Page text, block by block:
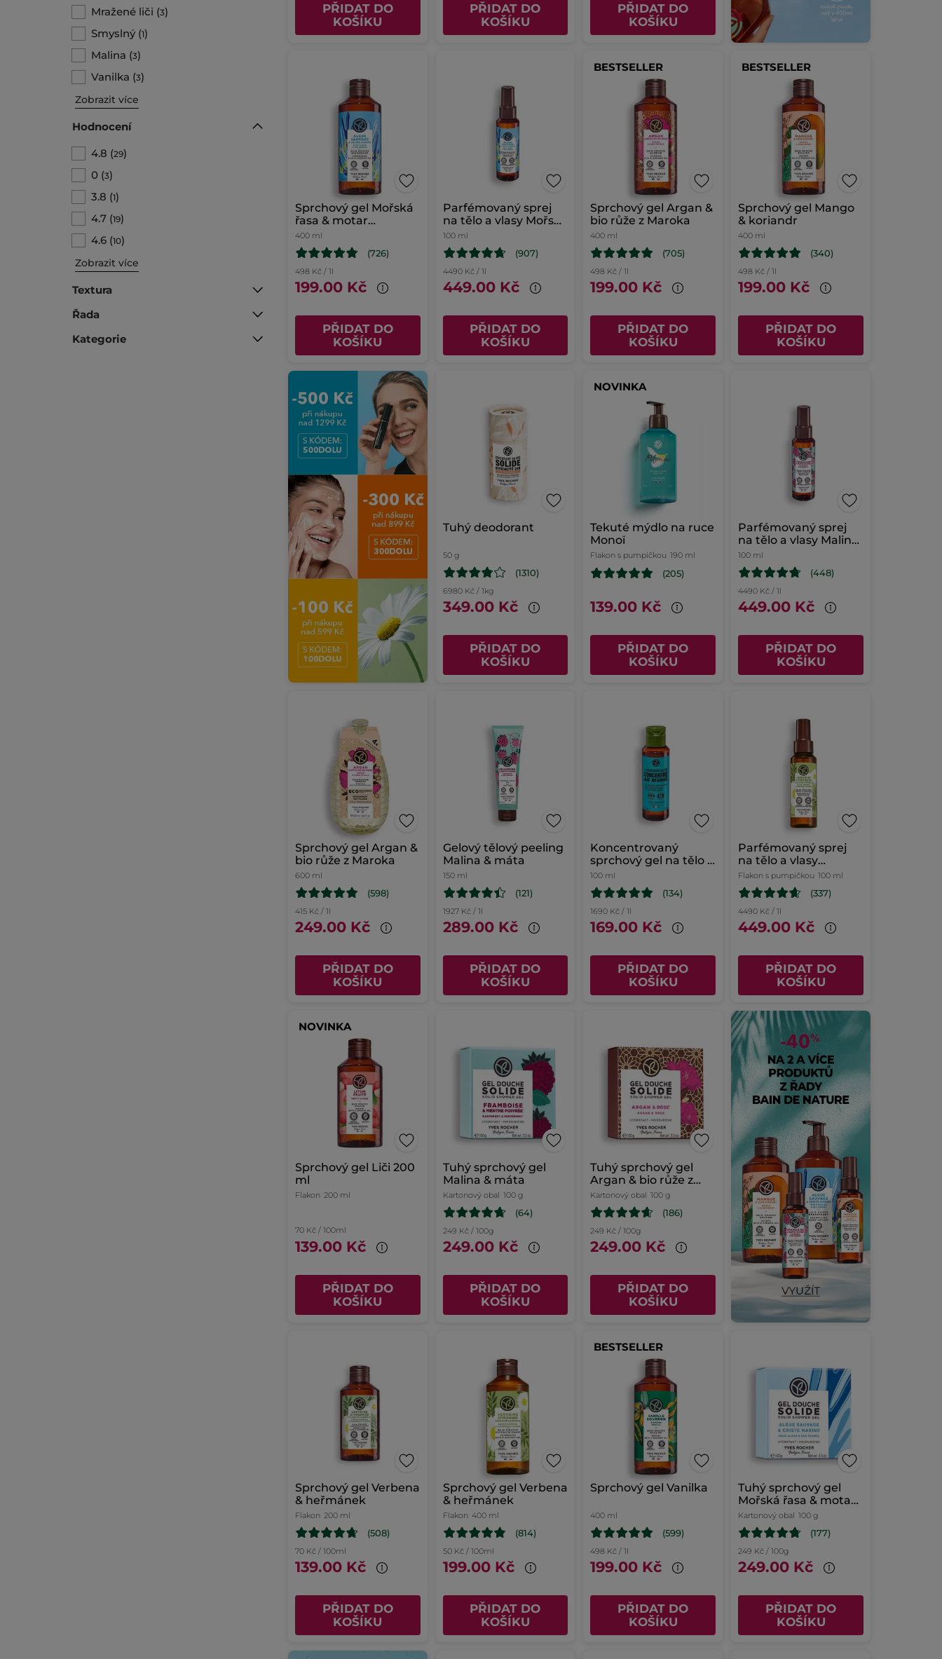
Mražené liči (3)
Smyslný (1)
Malina (3)
Vanilka (3)
Zobrazit více
Hodnocení
4.8 (29)
0 (3)
3.8 (1)
4.7 (19)
4.6 (10)
Zobrazit více
Textura
Řada
Kategorie
PŘIDAT DO
KOŠÍKU
PŘIDAT DO
KOŠÍKU
PŘIDAT DO
KOŠÍKU
Sprchový gel Mořská
řasa & motar
přímořský
400 ml
(726)
498 Kč / 1l
199.00 Kč
PŘIDAT DO
KOŠÍKU
Parfémovaný sprej
na tělo a vlasy Mořská
řasa & motar
přímořský
100 ml
(907)
4490 Kč / 1l
449.00 Kč
PŘIDAT DO
KOŠÍKU
BESTSELLER
Sprchový gel Argan &
bio růže z Maroka
400 ml
(705)
498 Kč / 1l
199.00 Kč
PŘIDAT DO
KOŠÍKU
BESTSELLER
Sprchový gel Mango
& koriandr
400 ml
(340)
498 Kč / 1l
199.00 Kč
PŘIDAT DO
KOŠÍKU
Tuhý deodorant
50 g
(1310)
6980 Kč / 1kg
349.00 Kč
PŘIDAT DO
KOŠÍKU
NOVINKA
Tekuté mýdlo na ruce
Monoï
Flakon s pumpičkou 190 ml
(205)
139.00 Kč
PŘIDAT DO
KOŠÍKU
Parfémovaný sprej
na tělo a vlasy Malina
& máta
100 ml
(448)
4490 Kč / 1l
449.00 Kč
PŘIDAT DO
KOŠÍKU
Sprchový gel Argan &
bio růže z Maroka
600 ml
(598)
415 Kč / 1l
249.00 Kč
PŘIDAT DO
KOŠÍKU
Gelový tělový peeling
Malina & máta
150 ml
(121)
1927 Kč / 1l
289.00 Kč
PŘIDAT DO
KOŠÍKU
Koncentrovaný
sprchový gel na tělo a
vlasy Monoï
100 ml
(134)
1690 Kč / 1l
169.00 Kč
PŘIDAT DO
KOŠÍKU
Parfémovaný sprej
na tělo a vlasy
Verbena & heřmánek
Flakon s pumpičkou 100 ml
(337)
4490 Kč / 1l
449.00 Kč
PŘIDAT DO
KOŠÍKU
NOVINKA
Sprchový gel Liči 200
ml
Flakon 200 ml
70 Kč / 100ml
139.00 Kč
PŘIDAT DO
KOŠÍKU
Tuhý sprchový gel
Malina & máta
Kartonový obal 100 g
(64)
249 Kč / 100g
249.00 Kč
PŘIDAT DO
KOŠÍKU
Tuhý sprchový gel
Argan & bio růže z
Maroka
Kartonový obal 100 g
(186)
249 Kč / 100g
249.00 Kč
PŘIDAT DO
KOŠÍKU
Sprchový gel Verbena
& heřmánek
Flakon 200 ml
(508)
70 Kč / 100ml
139.00 Kč
PŘIDAT DO
KOŠÍKU
Sprchový gel Verbena
& heřmánek
Flakon 400 ml
(814)
50 Kč / 100ml
199.00 Kč
PŘIDAT DO
KOŠÍKU
BESTSELLER
Sprchový gel Vanilka
400 ml
(599)
498 Kč / 1l
199.00 Kč
PŘIDAT DO
KOŠÍKU
Tuhý sprchový gel
Mořská řasa & motar
přímořský
Kartonový obal 100 g
(177)
249 Kč / 100g
249.00 Kč
PŘIDAT DO
KOŠÍKU